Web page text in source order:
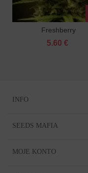
Freshberry
FEMINIZOWANA
5.60 €
INFO
SEEDS MAFIA
MOJE KONTO